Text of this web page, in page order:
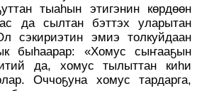
тыаһын этигэнин көрдөөн
да сылтан бэттэх уларытан
сэкириэтин эмиэ толкуйдаан
быһаарар: «Хомус сыҥааҕын
да, хомус тылыттан киһи
Оччоҕуна хомус тардарга,